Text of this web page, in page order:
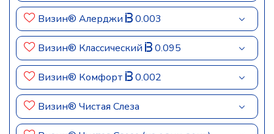
Визин® Алерджи 0.003
Визин® Классический 0.095
Визин® Комфорт 0.002
Визин® Чистая Слеза